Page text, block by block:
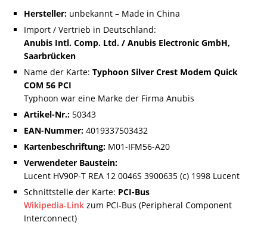
Hersteller: unbekannt – Made in China
Import / Vertrieb in Deutschland:
Anubis Intl. Comp. Ltd. / Anubis Electronic GmbH,
Saarbrücken
Name der Karte: Typhoon Silver Crest Modem Quick
COM 56 PCI
Typhoon war eine Marke der Firma Anubis
Artikel-Nr.: 50343
EAN-Nummer: 4019337503432
Kartenbeschriftung: M01-IFM56-A20
Verwendeter Baustein:
Lucent HV90P-T REA 12 0046S 3900635 (c) 1998 Lucent
Schnittstelle der Karte: PCI-Bus
Wikipedia-Link zum PCI-Bus (Peripheral Component
Interconnect)